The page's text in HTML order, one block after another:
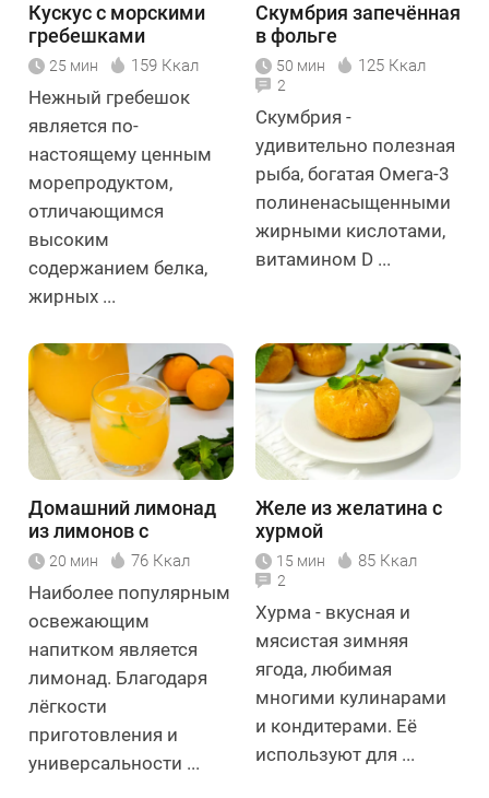
Кускус с морскими
гребешками
25 мин 159 Ккал
Нежный гребешок
является по-
настоящему ценным
морепродуктом,
отличающимся
высоким
содержанием белка,
жирных ...
Скумбрия запечённая
в фольге
50 мин 125 Ккал
2
Скумбрия -
удивительно полезная
рыба, богатая Омега-3
полиненасыщенными
жирными кислотами,
витамином D ...
Домашний лимонад
из лимонов с
мандаринами
20 мин 76 Ккал
Наиболее популярным
освежающим
напитком является
лимонад. Благодаря
лёгкости
приготовления и
универсальности ...
Желе из желатина с
хурмой
15 мин 85 Ккал
2
Хурма - вкусная и
мясистая зимняя
ягода, любимая
многими кулинарами
и кондитерами. Её
используют для ...